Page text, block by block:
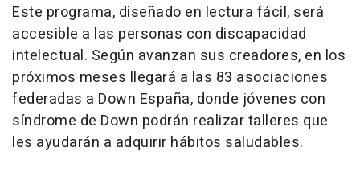
Este programa, diseñado en lectura fácil, será
accesible a las personas con discapacidad
intelectual. Según avanzan sus creadores, en los
próximos meses llegará a las 83 asociaciones
federadas a Down España, donde jóvenes con
síndrome de Down podrán realizar talleres que
les ayudarán a adquirir hábitos saludables.